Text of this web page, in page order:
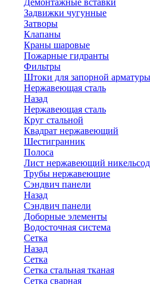
Демонтажные вставки
Задвижки чугунные
Затворы
Клапаны
Краны шаровые
Пожарные гидранты
Фильтры
Штоки для запорной арматуры
Нержавеющая сталь
Назад
Нержавеющая сталь
Круг стальной
Квадрат нержавеющий
Шестигранник
Полоса
Лист нержавеющий
Трубы нержавеющие
Сэндвич панели
Назад
Сэндвич панели
Доборные элементы
Водосточная система
Сетка
Назад
Сетка
Сетка стальная тканая
Сетка сварная